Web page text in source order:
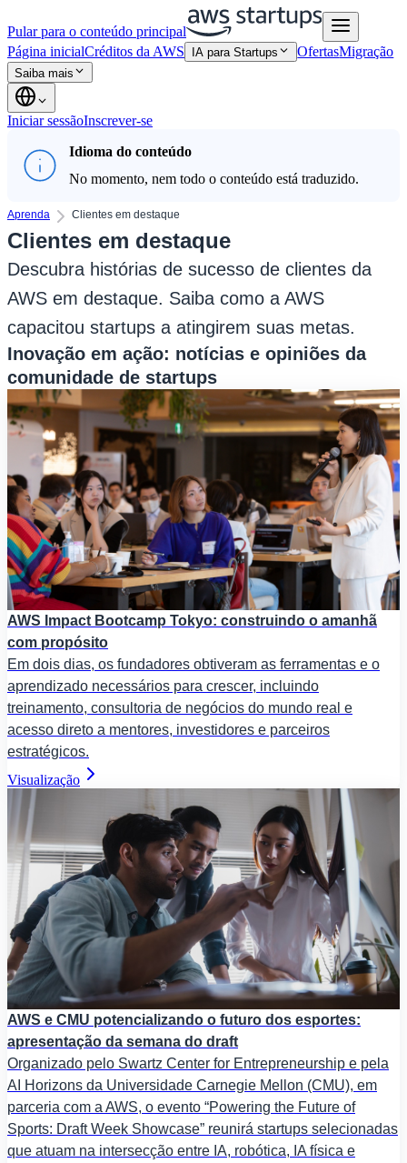
Pular para o conteúdo principal
Página inicialCréditos da AWS IA para Startups OfertasMigração
Saiba mais
Iniciar sessãoInscrever-se
Idioma do conteúdo
No momento, nem todo o conteúdo está traduzido.
Aprenda Clientes em destaque
Clientes em destaque
Descubra histórias de sucesso de clientes da
AWS em destaque. Saiba como a AWS
capacitou startups a atingirem suas metas.
Inovação em ação: notícias e opiniões da
comunidade de startups
AWS Impact Bootcamp Tokyo: construindo o amanhã
com propósito
Em dois dias, os fundadores obtiveram as ferramentas e o
aprendizado necessários para crescer, incluindo
treinamento, consultoria de negócios do mundo real e
acesso direto a mentores, investidores e parceiros
estratégicos.
Visualização
AWS e CMU potencializando o futuro dos esportes:
apresentação da semana do draft
Organizado pelo Swartz Center for Entrepreneurship e pela
AI Horizons da Universidade Carnegie Mellon (CMU), em
parceria com a AWS, o evento “Powering the Future of
Sports: Draft Week Showcase” reunirá startups selecionadas
que atuam na intersecção entre IA, robótica, IA física e